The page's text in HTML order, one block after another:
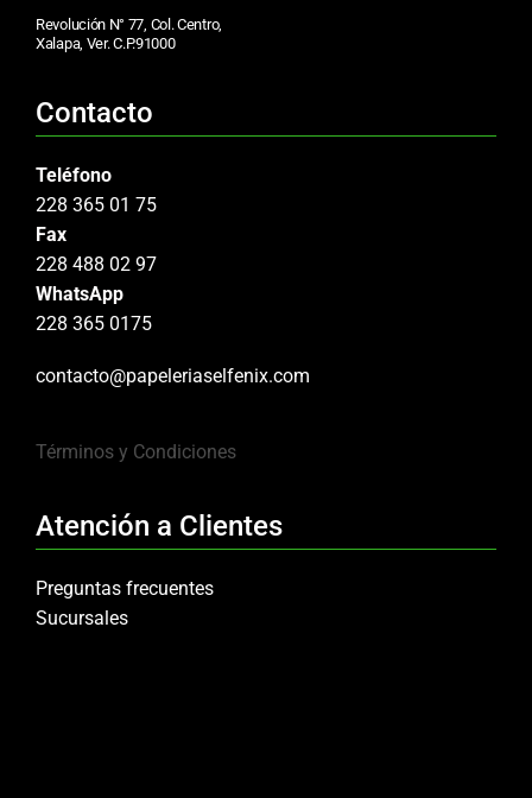
Revolución N° 77, Col. Centro,
Xalapa, Ver. C.P.91000
Contacto
Teléfono
228 365 01 75
Fax
228 488 02 97
WhatsApp
228 365 0175
contacto@papeleriaselfenix.com
Términos y Condiciones
Atención a Clientes
Preguntas frecuentes
Sucursales